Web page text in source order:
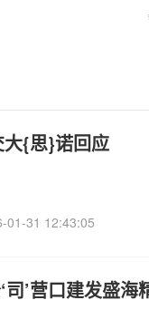
{思}诺回应
01-31 12:43:05
’营口建发盛